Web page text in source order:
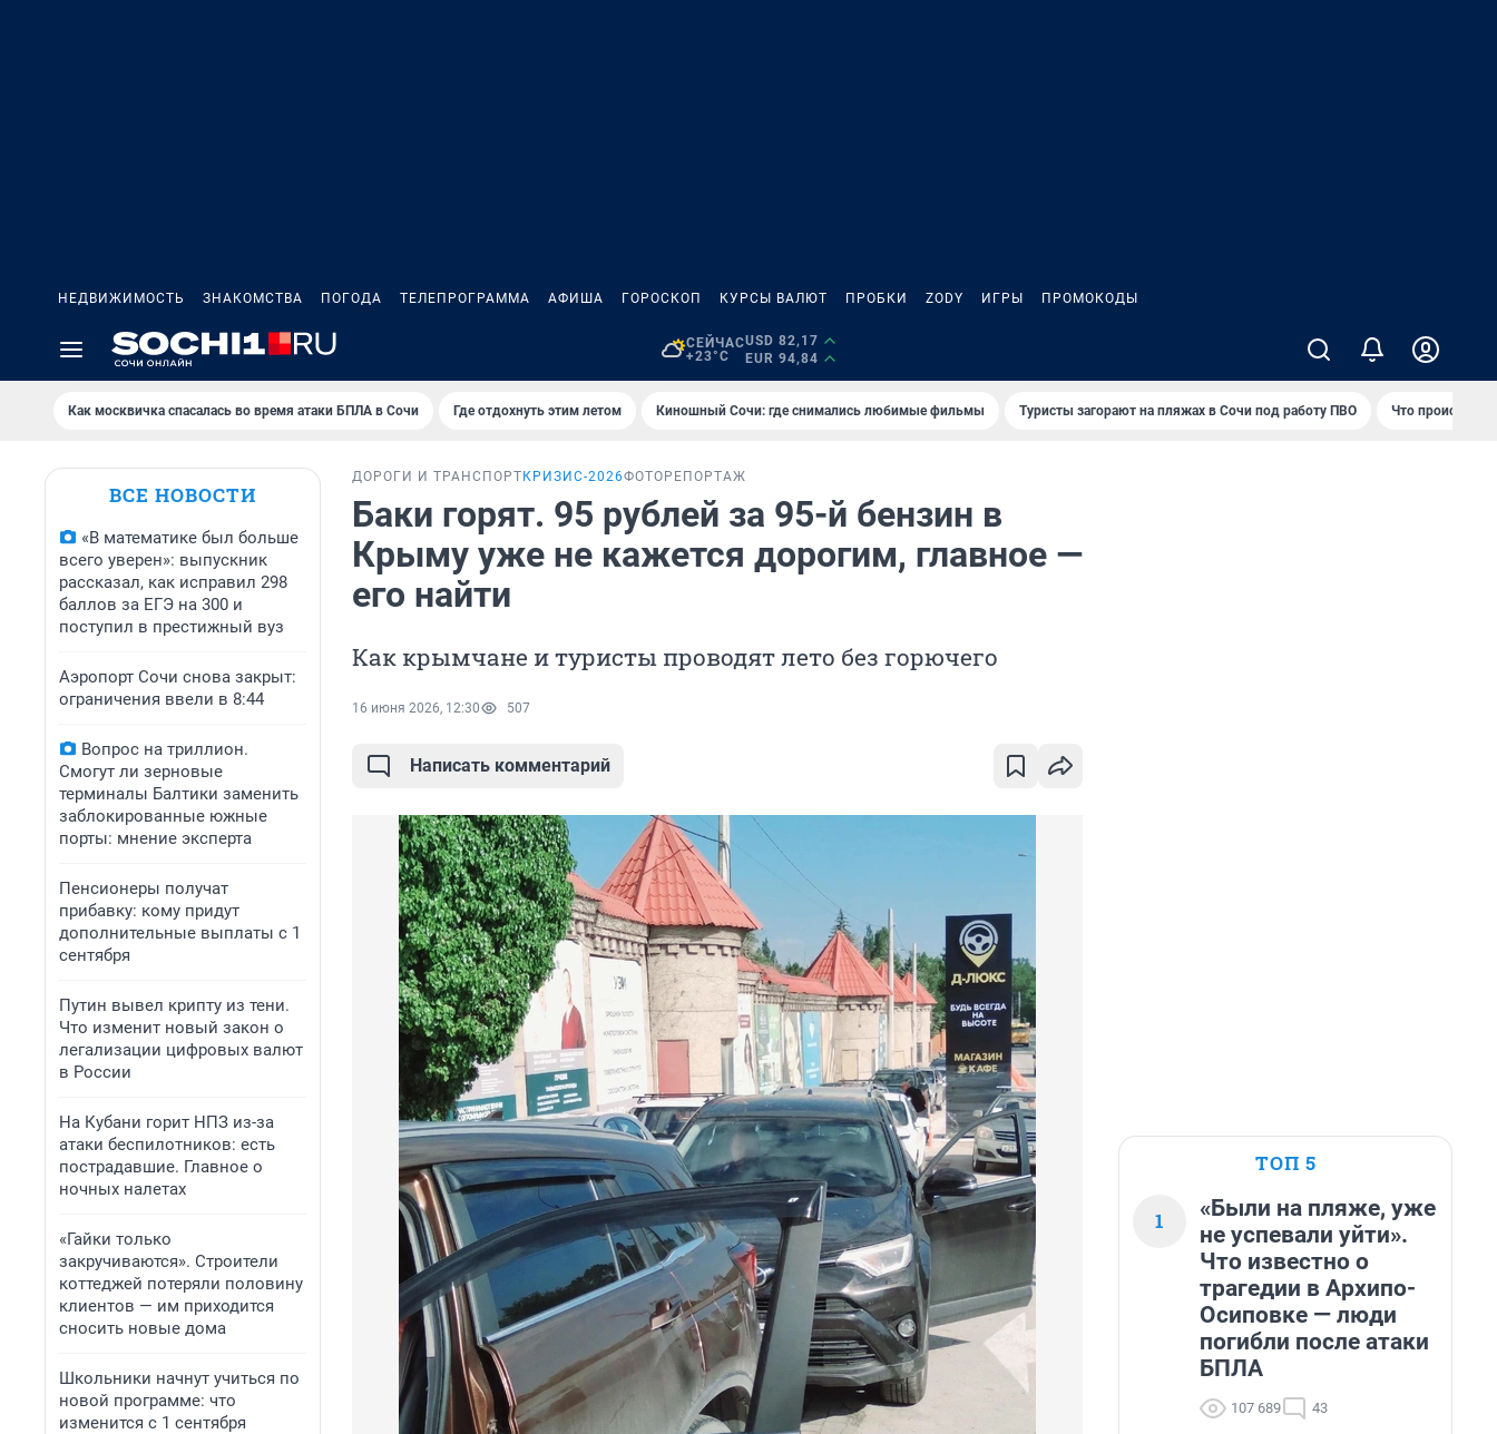
НЕДВИЖИМОСТЬ ЗНАКОМСТВА ПОГОДА ТЕЛЕПРОГРАММА АФИША ГОРОСКОП КУРСЫ ВАЛЮТ ПРОБКИ ZODY ИГРЫ ПРОМОКОДЫ
СЕЙЧАС
+23°C
USD 82,17
EUR 94,84
Как москвичка спасалась во время атаки БПЛА в Сочи Где отдохнуть этим летом Киношный Сочи: где снимались любимые фильмы Туристы загорают на пляжах в Сочи под работу ПВО Что происходит
ВСЕ НОВОСТИ
«В математике был больше
всего уверен»: выпускник
рассказал, как исправил 298
баллов за ЕГЭ на 300 и
поступил в престижный вуз
Аэропорт Сочи снова закрыт:
ограничения ввели в 8:44
Вопрос на триллион.
Смогут ли зерновые
терминалы Балтики заменить
заблокированные южные
порты: мнение эксперта
Пенсионеры получат
прибавку: кому придут
дополнительные выплаты с 1
сентября
Путин вывел крипту из тени.
Что изменит новый закон о
легализации цифровых валют
в России
На Кубани горит НПЗ из-за
атаки беспилотников: есть
пострадавшие. Главное о
ночных налетах
«Гайки только
закручиваются». Строители
коттеджей потеряли половину
клиентов — им приходится
сносить новые дома
Школьники начнут учиться по
новой программе: что
изменится с 1 сентября
ДОРОГИ И ТРАНСПОРТ КРИЗИС-2026ФОТОРЕПОРТАЖ
Баки горят. 95 рублей за 95-й бензин в
Крыму уже не кажется дорогим, главное —
его найти
Как крымчане и туристы проводят лето без горючего
16 июня 2026, 12:30 507
Написать комментарий
ТОП 5
1
«Были на пляже, уже
не успевали уйти».
Что известно о
трагедии в Архипо-
Осиповке — люди
погибли после атаки
БПЛА
107 689 43